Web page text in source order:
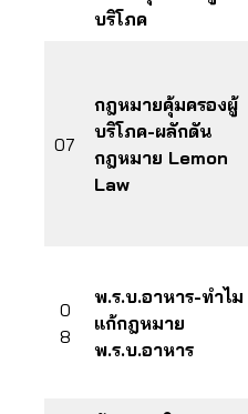
บริโภค
07
กฎหมายคุ้มครองผู้
บริโภค-ผลักดัน
กฎหมาย Lemon
Law
0
8
พ.ร.บ.อาหาร-ทำไม
แก้กฎหมาย
พ.ร.บ.อาหาร